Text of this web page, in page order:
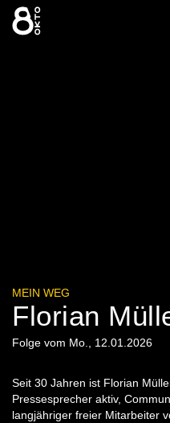
Zum
Inhalt
springen
MEIN WEG
Florian
Folge vom Mo., 12.01.2026
Seit 30 Jahren ist Florian
Pressesprecher aktiv,
langjähriger freier Mitarbeiter